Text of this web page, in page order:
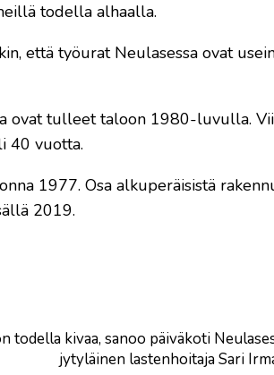
todella alhaalla.
että työurat Neulasessa ovat
ovat tulleet taloon 1980-luvulla.
40 vuotta.
1977. Osa alkuperäisistä
2019.
todella kivaa, sanoo päiväkoti
jytyläinen lastenhoitaja Sari